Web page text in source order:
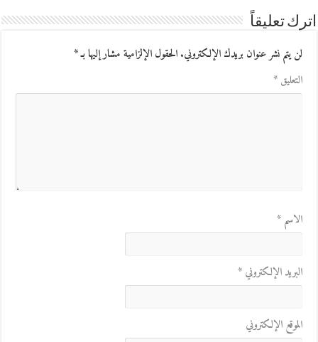
اترك تعليقاً
لن يتم نشر عنوان بريدك الإلكتروني.الحقول الإلزامية مشار إليها بـ*
التعليق*
الاسم*
البريد الإلكتروني*
الموقع الإلكتروني